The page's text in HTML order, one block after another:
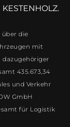
über die
mit
435.673,34
und Verkehr
GmbH
für Logistik